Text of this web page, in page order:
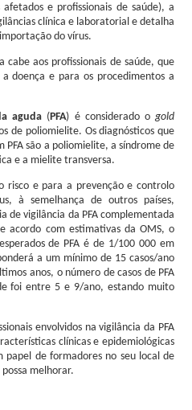
e profissionais de saúde), a
clínica e laboratorial e detalha
do vírus.
cabe aos profissionais de saúde, que
doença e para os procedimentos a
aguda ( PFA) é considerado ogold
de poliomielite. Os diagnósticos que
são a poliomielite, a síndrome de
e a mielite transversa.
risco e para a prevenção e controlo
à semelhança de outros países,
de vigilância da PFA complementada
acordo com estimativas da OMS, o
de PFA é de 1/100 000 em
a um mínimo de 15 casos/ano
anos, o número de casos de PFA
foi entre 5 e 9/ano, estando muito
envolvidos na vigilância da PFA
clínicas e epidemiológicas
de formadores no seu local de
melhorar.